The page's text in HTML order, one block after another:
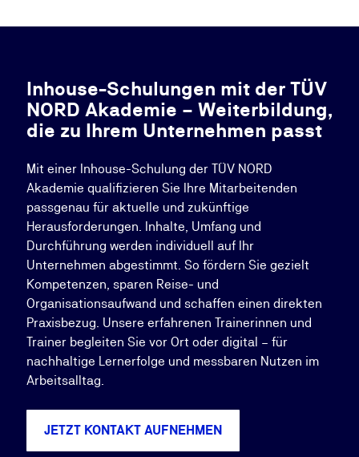
Inhouse-Schulungen mit der TÜV
NORD Akademie – Weiterbildung,
die zu Ihrem Unternehmen passt
Mit einer Inhouse-Schulung der TÜV NORD
Akademie qualifizieren Sie Ihre Mitarbeitenden
passgenau für aktuelle und zukünftige
Herausforderungen. Inhalte, Umfang und
Durchführung werden individuell auf Ihr
Unternehmen abgestimmt. So fördern Sie gezielt
Kompetenzen, sparen Reise- und
Organisationsaufwand und schaffen einen direkten
Praxisbezug. Unsere erfahrenen Trainerinnen und
Trainer begleiten Sie vor Ort oder digital – für
nachhaltige Lernerfolge und messbaren Nutzen im
Arbeitsalltag.
JETZT KONTAKT AUFNEHMEN